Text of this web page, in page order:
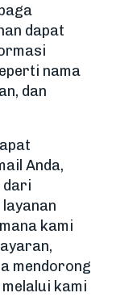
dapat
nama
dan
Anda,
dari
layanan
kami
mendorong
kami